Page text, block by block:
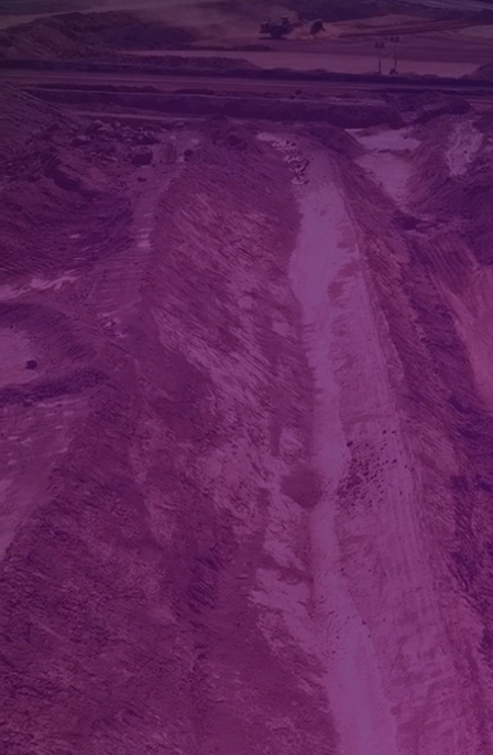
Agentes con IA
IA Conversacional
Visión por Computadora
Sistemas RAG
Ingeniería de Datos
Automatización de Procesos
Machine Learning
Aplicaciones Móviles
Desarrollo de Software
eCommerce
GAMEDEV STUDIO
Game Dev
Advergames
Gamification
Desarollo AR/VR
Tu marca en Fortnite